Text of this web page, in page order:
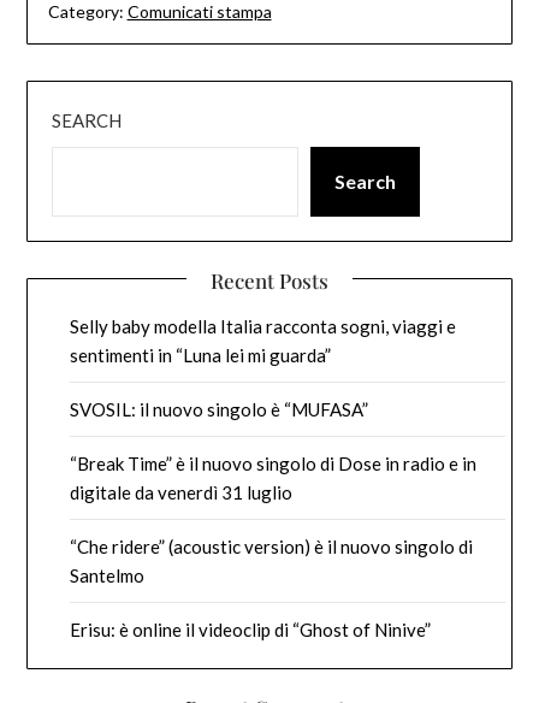
Category: Comunicati stampa
SEARCH
Search
Recent Posts
Selly baby modella Italia racconta sogni, viaggi e
sentimenti in “Luna lei mi guarda”
SVOSIL: il nuovo singolo è “MUFASA”
“Break Time” è il nuovo singolo di Dose in radio e in
digitale da venerdì 31 luglio
“Che ridere” (acoustic version) è il nuovo singolo di
Santelmo
Erisu: è online il videoclip di “Ghost of Ninive”